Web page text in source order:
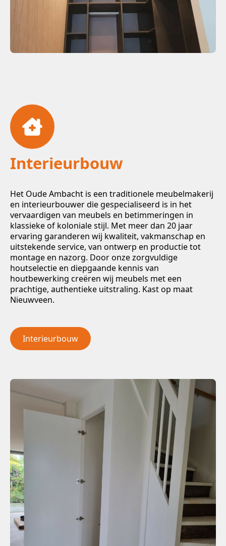
Interieurbouw
Het Oude Ambacht is een traditionele meubelmakerij
en interieurbouwer die gespecialiseerd is in het
vervaardigen van meubels en betimmeringen in
klassieke of koloniale stijl. Met meer dan 20 jaar
ervaring garanderen wij kwaliteit, vakmanschap en
uitstekende service, van ontwerp en productie tot
montage en nazorg. Door onze zorgvuldige
houtselectie en diepgaande kennis van
houtbewerking creëren wij meubels met een
prachtige, authentieke uitstraling. Kast op maat
Nieuwveen.
Interieurbouw